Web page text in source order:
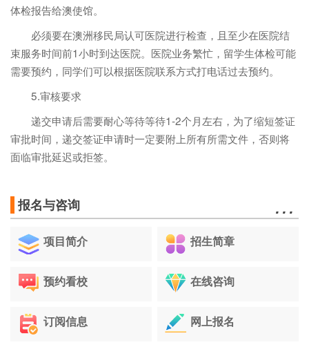
报名与咨询 …
项目简介 招生简章
预约看校 在线咨询
订阅信息 网上报名
体检报告给澳使馆。
必须要在澳洲移民局认可医院进行检查，且至少在医院结
束服务时间前1小时到达医院。医院业务繁忙，留学生体检可能
需要预约，同学们可以根据医院联系方式打电话过去预约。
5.审核要求
递交申请后需要耐心等待等待1-2个月左右，为了缩短签证
审批时间，递交签证申请时一定要附上所有所需文件，否则将
面临审批延迟或拒签。